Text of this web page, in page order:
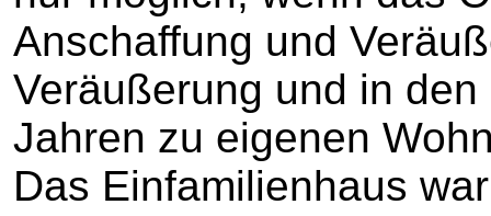
Anschaffung und
Veräußerung und in
Jahren zu eigenen
Das Einfamilienhaus